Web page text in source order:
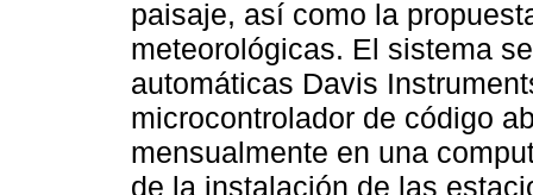
paisaje, así como la
meteorológicas. El sistema
automáticas Davis
microcontrolador de código
mensualmente en una
de la instalación de las